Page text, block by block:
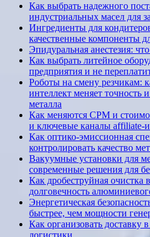
Как выбрать надежного
индустриальных масел для
Ингредиенты для
качественные компоненты
Эпидуральная анестезия:
Как выбрать литейное
предприятия и не
Роботы на смену резчикам:
интеллект меняет точность
металла
Как меняются CPM и
и ключевые каналы affiliate-
Как оптико-эмиссионная
контролировать качество
Вакуумные установки для
современные решения для
Как дробеструйная очистка
долговечность
Энергетическая
быстрее, чем мощности
Как организовать доставку